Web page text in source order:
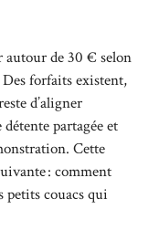
autour de 30 € selon
forfaits existent,
d’aligner
partagée et
Cette
: comment
petits couacs qui